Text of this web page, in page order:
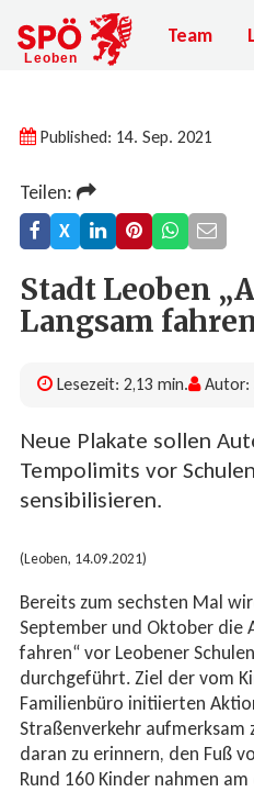
Team
Published: 14. Sep. 2021
Teilen:
X
Stadt Leoben
Langsam
Lesezeit: 2,13 min. Autor:
Neue Plakate sollen
Tempolimits vor
sensibilisieren.
(Leoben, 14.09.2021)
Bereits zum sechsten Mal
September und Oktober die
fahren“ vor Leobener
durchgeführt. Ziel der vom
Familienbüro initiierten
Straßenverkehr
daran zu erinnern, den Fuß
Rund 160 Kinder nahmen